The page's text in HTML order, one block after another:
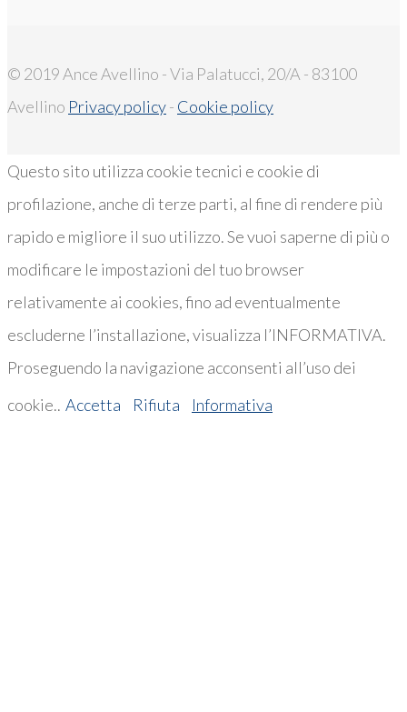
© 2019 Ance Avellino - Via Palatucci, 20/A - 83100
Avellino Privacy policy- Cookie policy
Questo sito utilizza cookie tecnici e cookie di
profilazione, anche di terze parti, al fine di rendere più
rapido e migliore il suo utilizzo. Se vuoi saperne di più o
modificare le impostazioni del tuo browser
relativamente ai cookies, fino ad eventualmente
escluderne l’installazione, visualizza l’INFORMATIVA.
Proseguendo la navigazione acconsenti all’uso dei
cookie.. Accetta Rifiuta Informativa